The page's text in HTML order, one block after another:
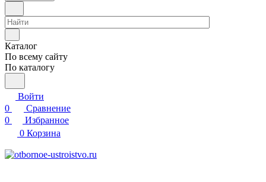
Каталог
По всему сайту
По каталогу
Войти
0
Сравнение
0
Избранное
0 Корзина